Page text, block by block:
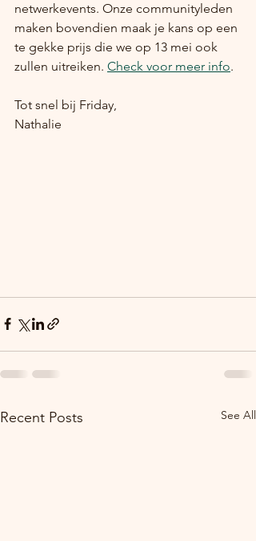
netwerkevents. Onze communityleden
maken bovendien maak je kans op een
te gekke prijs die we op 13 mei ook
zullen uitreiken. Check voor meer info.
Tot snel bij Friday,
Nathalie
Recent Posts See All